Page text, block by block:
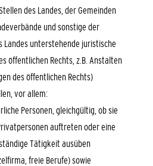
des Landes, der Gemeinden
und sonstige der
Landes unterstehende juristische
öffentlichen Rechts, z.B. Anstalten
des öffentlichen Rechts)
vor allem:
Personen, gleichgültig, ob sie
auftreten oder eine
Tätigkeit ausüben
freie Berufe) sowie